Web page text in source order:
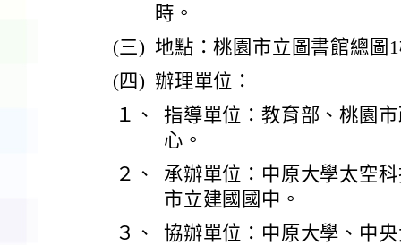
時。
(三) 地點：桃園市立圖書館總圖
(四) 辦理單位：
１、
指導單位：教育部、桃園
心。
２、
承辦單位：中原大學太空
市立建國國中。
３、
協辦單位：中原大學、中